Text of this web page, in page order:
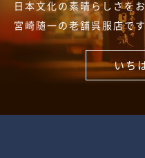
日本文化の素晴らしさを
宮崎随一の老舗呉服店です
いち